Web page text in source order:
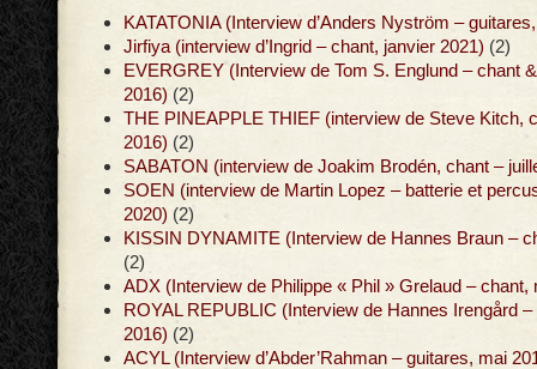
KATATONIA (Interview d’Anders Nyström –
Jirfiya (interview d’Ingrid – chant, janvier 2021) (2)
EVERGREY (Interview de Tom S. Englund – chant
2016) (2)
THE PINEAPPLE THIEF (interview de Steve Kitch,
2016) (2)
SABATON (interview de Joakim Brodén, chant –
SOEN (interview de Martin Lopez – batterie et
2020) (2)
KISSIN DYNAMITE (Interview de Hannes Braun –
(2)
ADX (Interview de Philippe « Phil » Grelaud – chant,
ROYAL REPUBLIC (Interview de Hannes Irengård
2016) (2)
ACYL (Interview d’Abder’Rahman – guitares, mai